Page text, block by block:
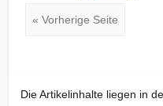
« Vorherige Seite
Die Artikelinhalte liegen in